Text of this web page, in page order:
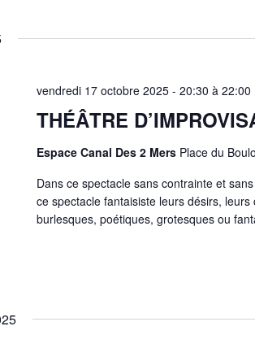
THÉÂTRE
vendredi 17 octobre 2025 - 20:30 à 22:00
Espace Canal Des 2 Mers Place du
Dans ce spectacle sans contrainte et
ce spectacle fantaisiste leurs désirs,
burlesques, poétiques, grotesques ou